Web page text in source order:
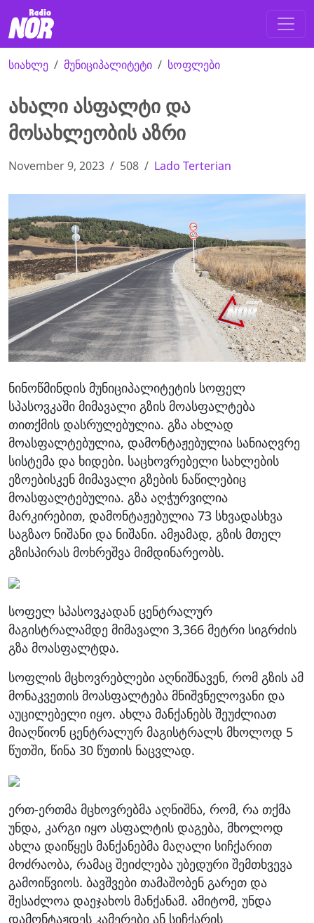
სიახლე მუნიციპალიტეტი სოფლები
ახალი ასფალტი და
მოსახლეობის აზრი
November 9, 2023 508 Lado Terterian
ნინოწმინდის მუნიციპალიტეტის სოფელ
სპასოვკაში მიმავალი გზის მოასფალტება
თითქმის დასრულებულია. გზა ახლად
მოასფალტებულია, დამონტაჟებულია სანიაღვრე
სისტემა და ხიდები. საცხოვრებელი სახლების
ეზოებისკენ მიმავალი გზების ნაწილებიც
მოასფალტებულია. გზა აღჭურვილია
მარკირებით, დამონტაჟებულია 73 სხვადასხვა
საგზაო ნიშანი და ნიშანი. ამჟამად, გზის მთელ
გზისპირას მოხრეშვა მიმდინარეობს.
სოფელ სპასოვკადან ცენტრალურ
მაგისტრალამდე მიმავალი 3,366 მეტრი სიგრძის
გზა მოასფალტდა.
სოფლის მცხოვრებლები აღნიშნავენ, რომ გზის ამ
მონაკვეთის მოასფალტება მნიშვნელოვანი და
აუცილებელი იყო. ახლა მანქანებს შეუძლიათ
მიაღწიონ ცენტრალურ მაგისტრალს მხოლოდ 5
წუთში, წინა 30 წუთის ნაცვლად.
ერთ-ერთმა მცხოვრებმა აღნიშნა, რომ, რა თქმა
უნდა, კარგი იყო ასფალტის დაგება, მხოლოდ
ახლა დაიწყეს მანქანებმა მაღალი სიჩქარით
მოძრაობა, რამაც შეიძლება უბედური შემთხვევა
გამოიწვიოს. ბავშვები თამაშობენ გარეთ და
შესაძლოა დაეჯახოს მანქანამ. ამიტომ, უნდა
დამონტაჟდეს კამერები ან სიჩქარის